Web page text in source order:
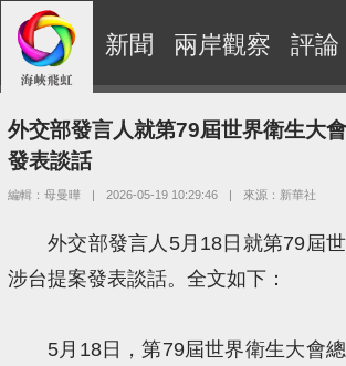
新聞 兩岸觀察 評論
外交部發言人就第79屆世界衛生大
發表談話
編輯：母曼曄 | 2026-05-19 10:29:46 | 來源：新華社
外交部發言人5月18日就第79屆
涉台提案發表談話。全文如下：
5月18日，第79屆世界衛生大會